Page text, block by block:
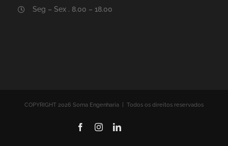
Seg – Sex . 8.00 – 18.00
COPYRIGHT 2026 Soma Engenharia | Todos os direitos reservados
FacebookInstagramLinkedIn